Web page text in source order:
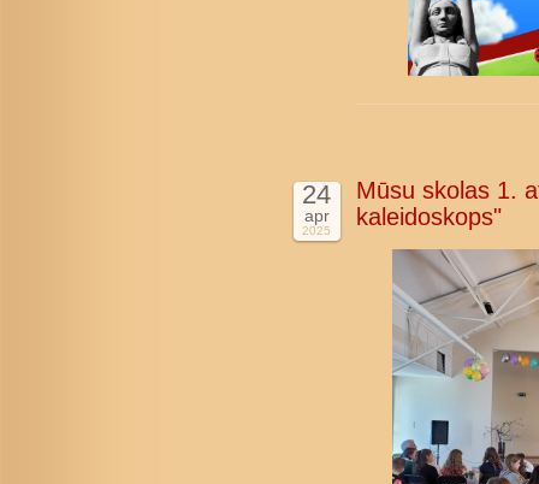
24
apr
2025
Mūsu skolas 1.
kaleidoskops"